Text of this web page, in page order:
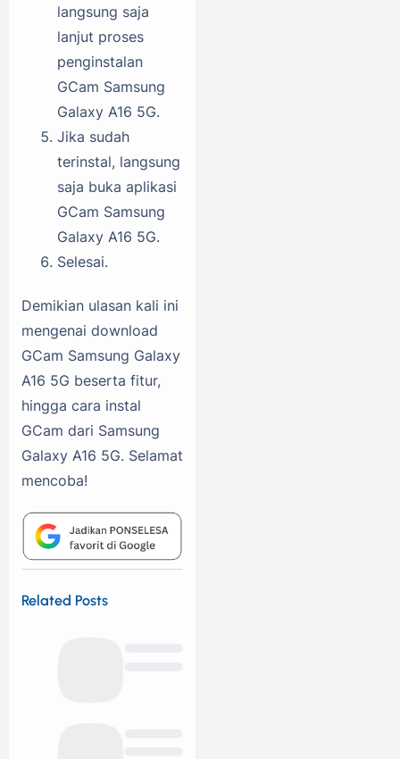
langsung saja
lanjut proses
penginstalan
GCam Samsung
Galaxy A16 5G.
Jika sudah
terinstal, langsung
saja buka aplikasi
GCam Samsung
Galaxy A16 5G.
Selesai.
Demikian ulasan kali ini
mengenai download
GCam Samsung Galaxy
A16 5G beserta fitur,
hingga cara instal
GCam dari Samsung
Galaxy A16 5G. Selamat
mencoba!
Related Posts